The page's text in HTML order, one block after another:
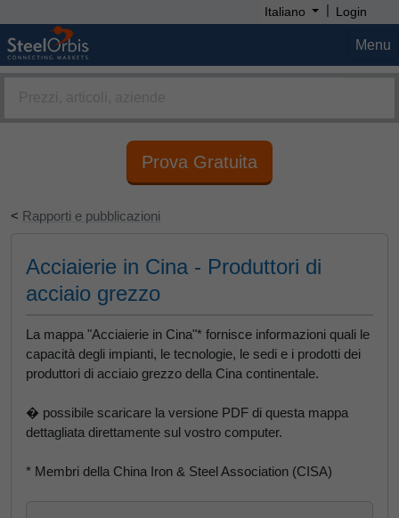
Italiano | Login
Menu
Prova Gratuita
< Rapporti e pubblicazioni
Acciaierie in Cina - Produttori di
acciaio grezzo
La mappa "Acciaierie in Cina"* fornisce informazioni quali le
capacità degli impianti, le tecnologie, le sedi e i prodotti dei
produttori di acciaio grezzo della Cina continentale.
� possibile scaricare la versione PDF di questa mappa
dettagliata direttamente sul vostro computer.
* Membri della China Iron & Steel Association (CISA)